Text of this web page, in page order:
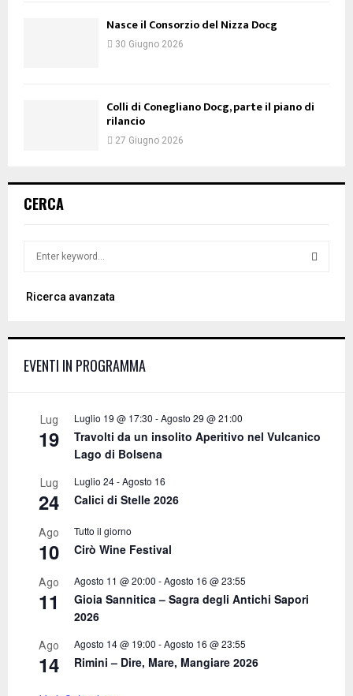
Nasce il Consorzio del Nizza Docg
30 Giugno 2026
Colli di Conegliano Docg, parte il piano di
rilancio
27 Giugno 2026
CERCA
r
o
Ricerca avanzata
EVENTI IN PROGRAMMA
Lug
19
Luglio 19 @ 17:30 -Agosto 29 @ 21:00
Travolti da un insolito Aperitivo nel Vulcanico
Lago di Bolsena
Lug
24
Luglio 24-Agosto 16
Calici di Stelle 2026
Ago
10
Tutto il giorno
Cirò Wine Festival
Ago
11
Agosto 11 @ 20:00 -Agosto 16 @ 23:55
Gioia Sannitica – Sagra degli Antichi Sapori
2026
Ago
14
Agosto 14 @ 19:00 -Agosto 16 @ 23:55
Rimini – Dire, Mare, Mangiare 2026